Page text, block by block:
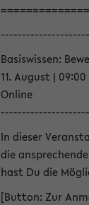
Basiswissen:
11. August | 09:00
Online
In dieser
die
hast Du die
[Button: Zur